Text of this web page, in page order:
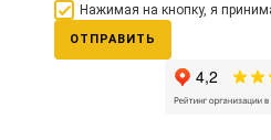
Нажимая на кнопку, я
ОТПРАВИТЬ